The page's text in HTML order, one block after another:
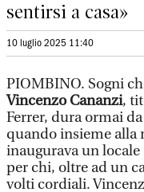
sentirsi a casa»
10 luglio 2025 11:40
PIOMBINO. Sogni
Vincenzo Cananzi,
Ferrer, dura ormai
quando insieme alla
inaugurava un
per chi, oltre ad un
volti cordiali.